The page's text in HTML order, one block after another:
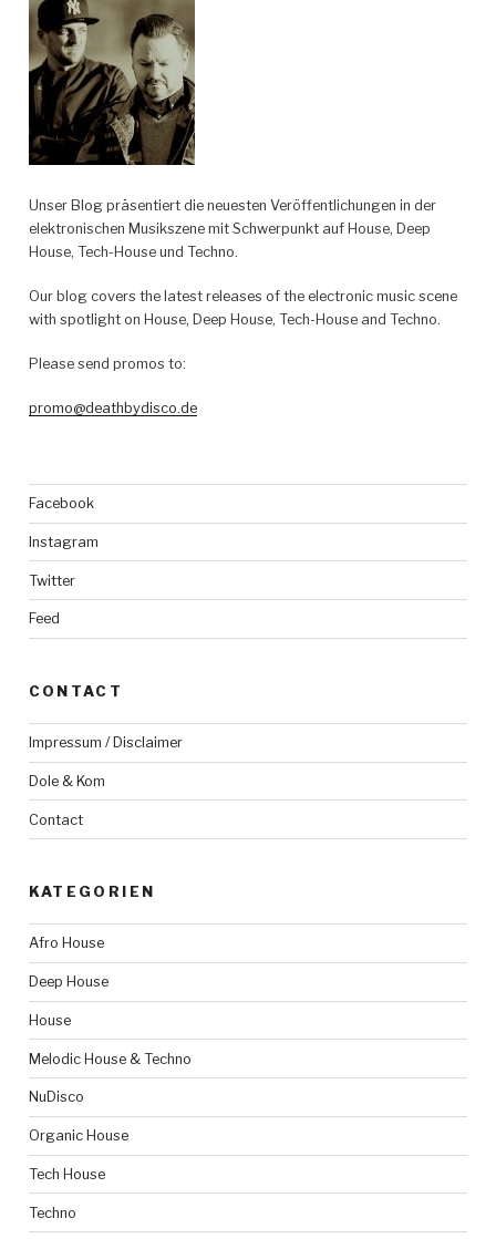
Unser Blog präsentiert die neuesten Veröffentlichungen in der
elektronischen Musikszene mit Schwerpunkt auf House, Deep
House, Tech-House und Techno.
Our blog covers the latest releases of the electronic music scene
with spotlight on House, Deep House, Tech-House and Techno.
Please send promos to:
promo@deathbydisco.de
Facebook
Instagram
Twitter
Feed
CONTACT
Impressum / Disclaimer
Dole & Kom
Contact
KATEGORIEN
Afro House
Deep House
House
Melodic House & Techno
NuDisco
Organic House
Tech House
Techno